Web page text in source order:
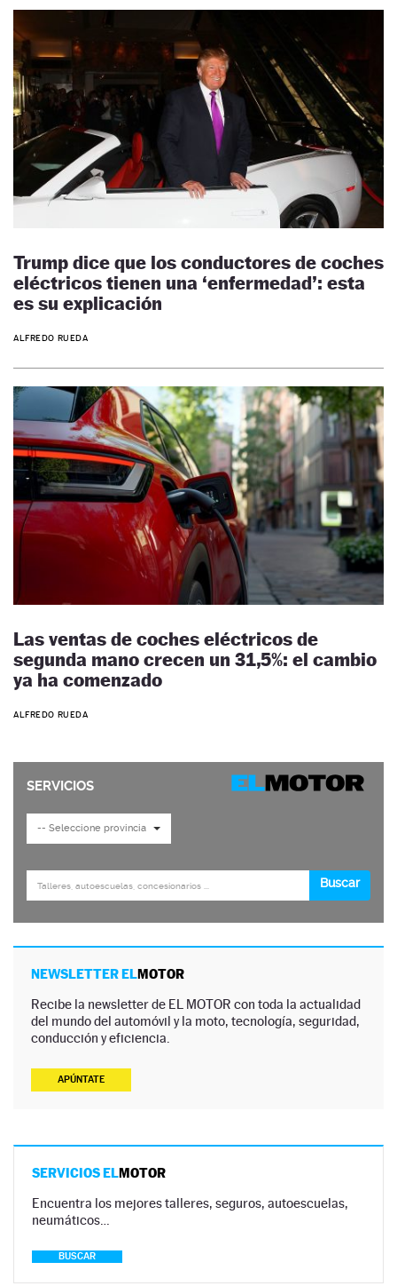
Trump dice que los conductores de coches
eléctricos tienen una ‘enfermedad’: esta
es su explicación
ALFREDO RUEDA
Las ventas de coches eléctricos de
segunda mano crecen un 31,5%: el cambio
ya ha comenzado
ALFREDO RUEDA
NEWSLETTER ELMOTOR
Recibe la newsletter de EL MOTOR con toda la actualidad
del mundo del automóvil y la moto, tecnología, seguridad,
conducción y eficiencia.
APÚNTATE
SERVICIOS ELMOTOR
Encuentra los mejores talleres, seguros, autoescuelas,
neumáticos…
BUSCAR